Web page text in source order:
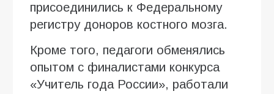
присоединились к Федеральному
регистру доноров костного мозга.
Кроме того, педагоги обменялись
опытом с финалистами конкурса
«Учитель года России», работали